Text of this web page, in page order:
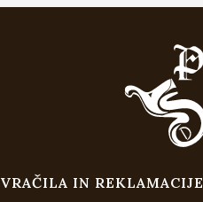
VRAČILA IN REKLAMACIJE